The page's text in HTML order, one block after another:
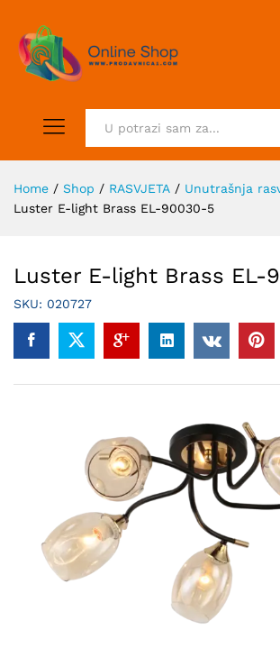
Home / Shop / RASVJETA / Unutrašnja
Luster E-light Brass EL-90030-5
Luster E-light Brass EL-
SKU: 020727